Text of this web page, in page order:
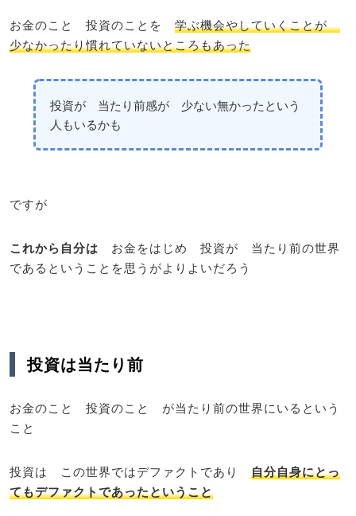
お金のこと 投資のことを 学ぶ機会やしていくことが
少なかったり慣れていないところもあった
投資が 当たり前感が 少ない無かったという
人もいるかも
ですが
これから自分は お金をはじめ 投資が 当たり前の世界
であるということを思うがよりよいだろう
投資は当たり前
お金のこと 投資のこと が当たり前の世界にいるという
こと
投資は この世界ではデファクトであり 自分自身にとっ
てもデファクトであったということ